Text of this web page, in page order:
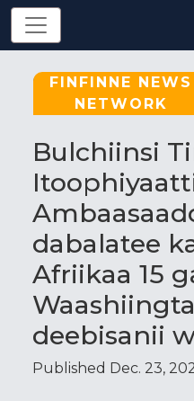
FINFINNE NEWS
NETWORK
STRONG
Bulchiinsi
dabalatee
Afriikaa 15
deebisanii
Published Dec. 23,